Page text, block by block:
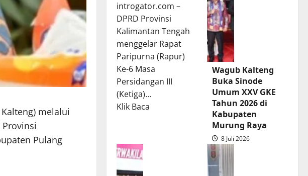
melalui
Pulang
introgator.com –
DPRD Provinsi
Kalimantan Tengah
menggelar Rapat
Paripurna (Rapur)
Ke-6 Masa
Persidangan III
(Ketiga)...
Klik BacaRead
Wagub Kalteng
Buka Sinode
Umum XXV GKE
Tahun 2026 di
Kabupaten
Murung Raya
8 Juli 2026